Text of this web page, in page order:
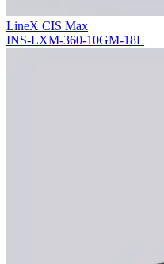
LineX CIS Max
INS-LXM-360-10GM-18L